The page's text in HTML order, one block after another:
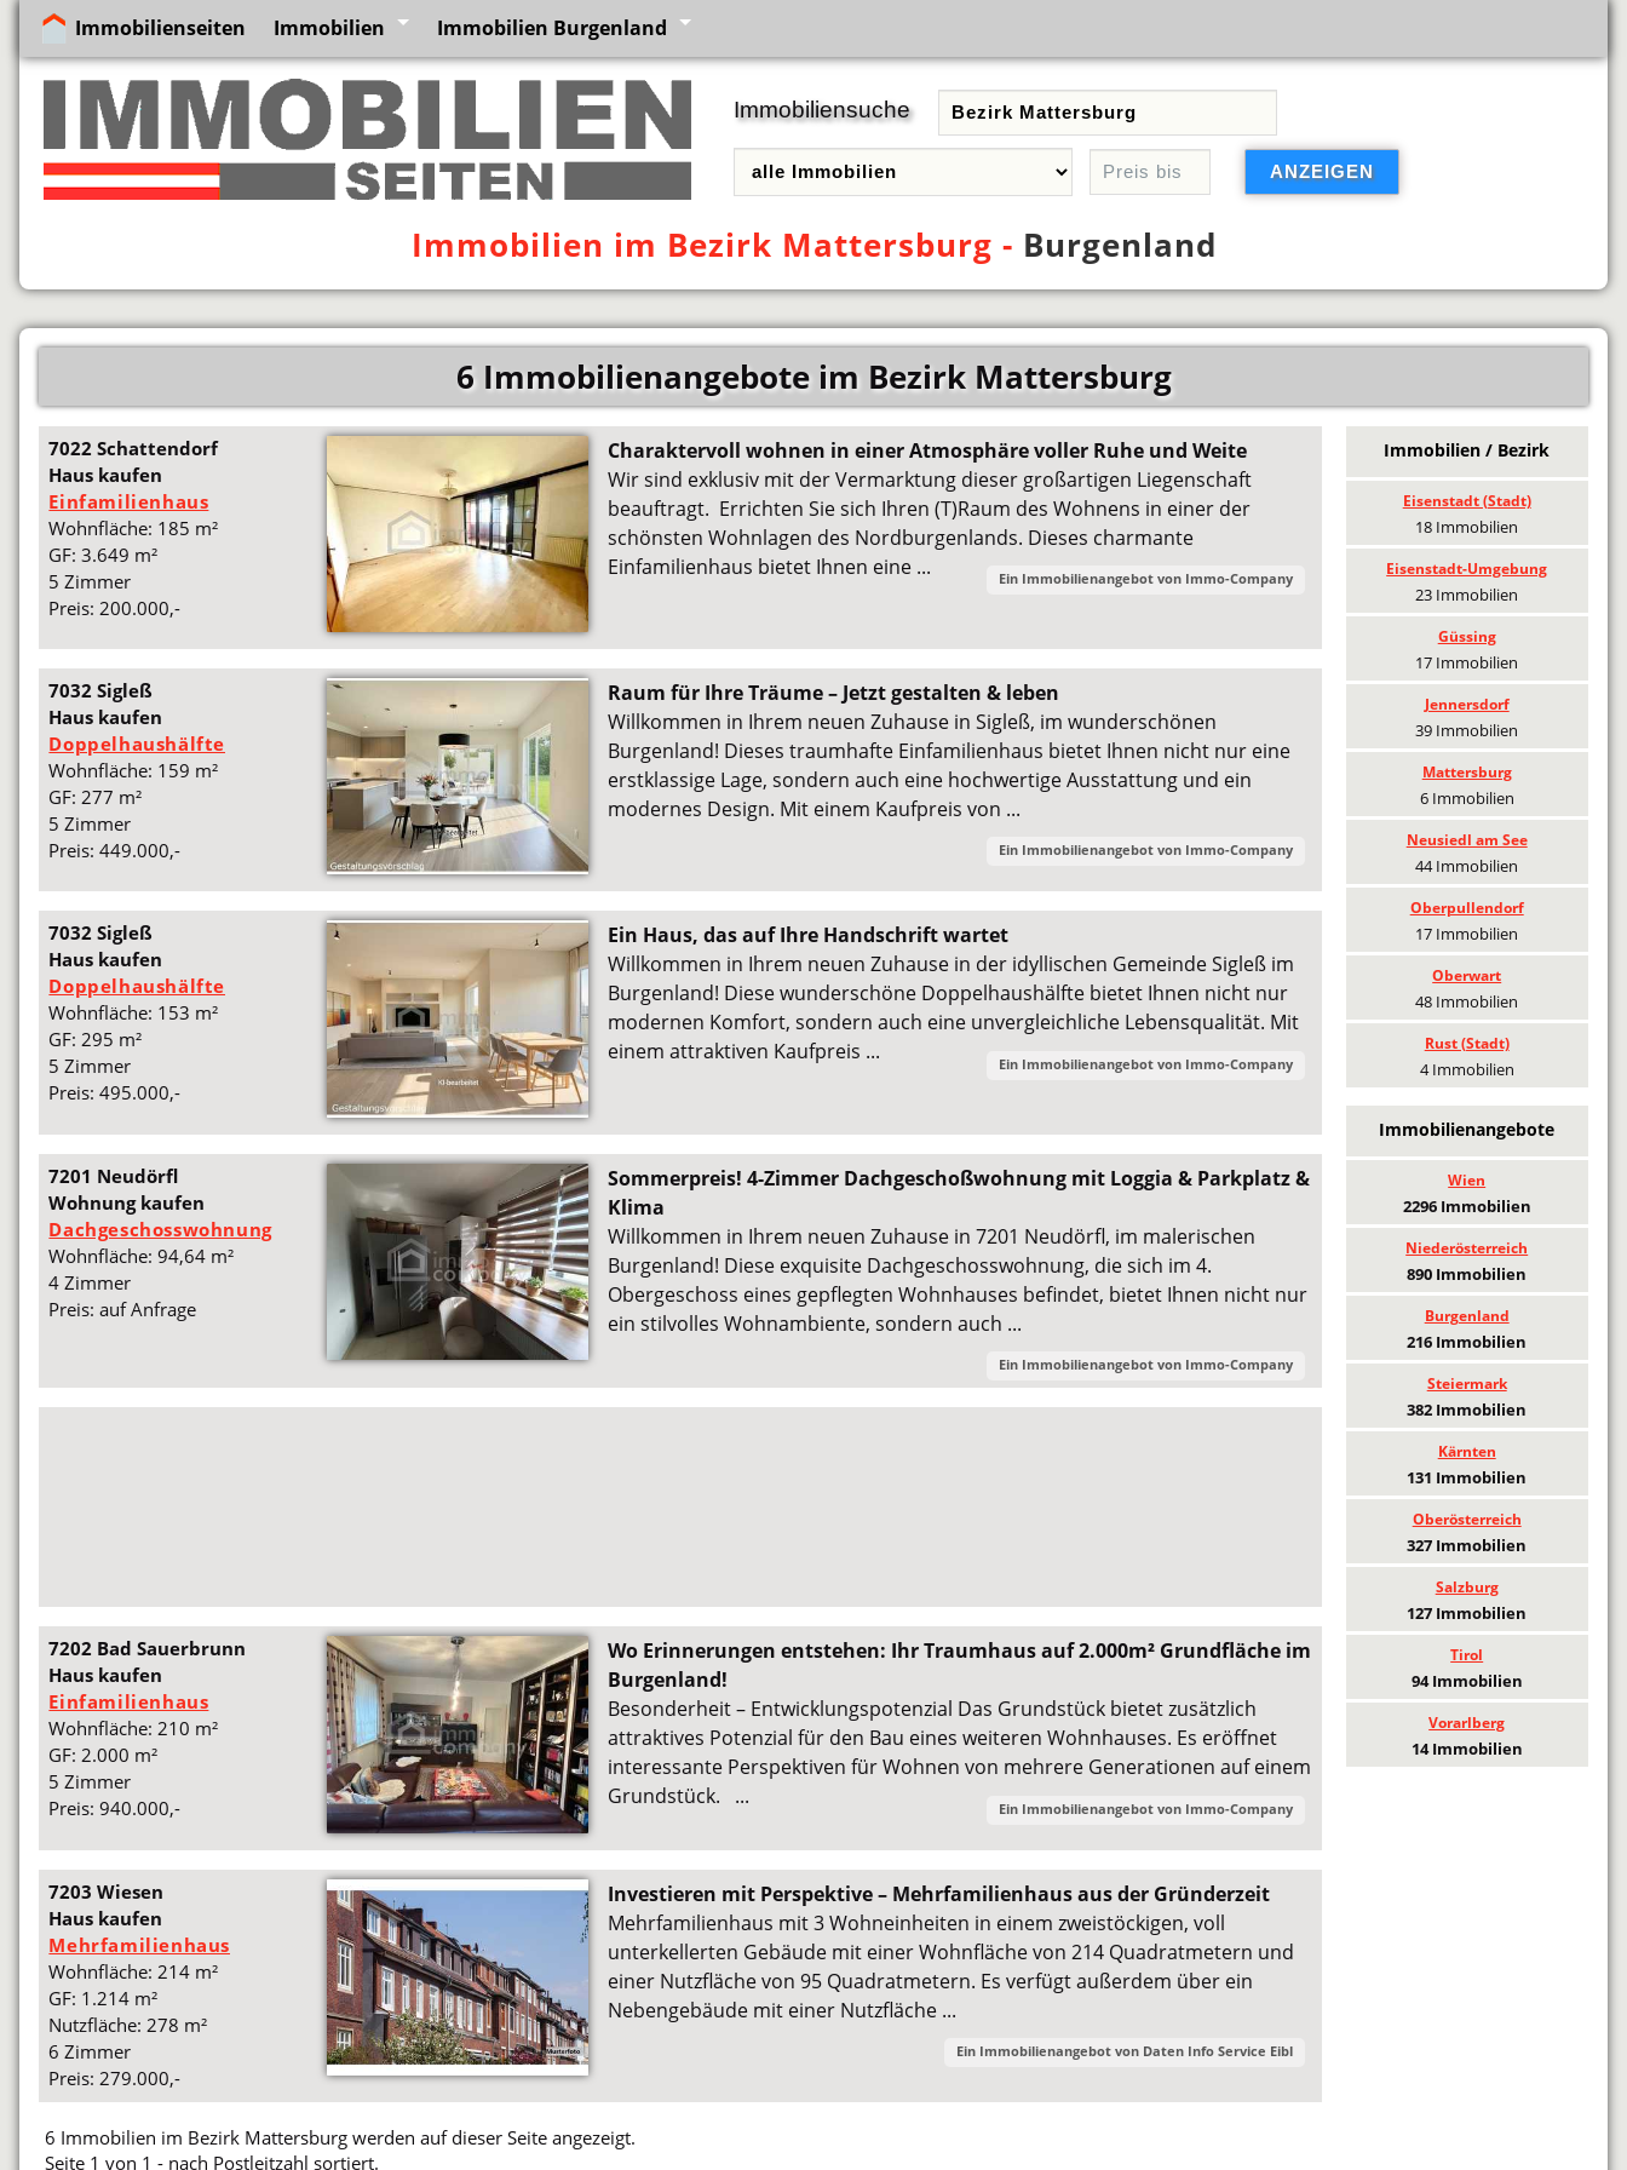
Immobilienseiten Immobilien Immobilien Burgenland
Immobiliensuche
Immobilien im Bezirk Mattersburg - Burgenland
6 Immobilienangebote im Bezirk Mattersburg
7022 Schattendorf
Haus kaufen
Einfamilienhaus
Wohnfläche: 185 m²
GF: 3.649 m²
5 Zimmer
Preis: 200.000,-
Charaktervoll wohnen in einer Atmosphäre voller Ruhe und Weite
Wir sind exklusiv mit der Vermarktung dieser großartigen Liegenschaft
beauftragt. Errichten Sie sich Ihren (T)Raum des Wohnens in einer der
schönsten Wohnlagen des Nordburgenlands. Dieses charmante
Einfamilienhaus bietet Ihnen eine ...
Ein Immobilienangebot von Immo-Company
7032 Sigleß
Haus kaufen
Doppelhaushälfte
Wohnfläche: 159 m²
GF: 277 m²
5 Zimmer
Preis: 449.000,-
Raum für Ihre Träume – Jetzt gestalten & leben
Willkommen in Ihrem neuen Zuhause in Sigleß, im wunderschönen
Burgenland! Dieses traumhafte Einfamilienhaus bietet Ihnen nicht nur eine
erstklassige Lage, sondern auch eine hochwertige Ausstattung und ein
modernes Design. Mit einem Kaufpreis von ...
Ein Immobilienangebot von Immo-Company
7032 Sigleß
Haus kaufen
Doppelhaushälfte
Wohnfläche: 153 m²
GF: 295 m²
5 Zimmer
Preis: 495.000,-
Ein Haus, das auf Ihre Handschrift wartet
Willkommen in Ihrem neuen Zuhause in der idyllischen Gemeinde Sigleß im
Burgenland! Diese wunderschöne Doppelhaushälfte bietet Ihnen nicht nur
modernen Komfort, sondern auch eine unvergleichliche Lebensqualität. Mit
einem attraktiven Kaufpreis ...
Ein Immobilienangebot von Immo-Company
7201 Neudörfl
Wohnung kaufen
Dachgeschosswohnung
Wohnfläche: 94,64 m²
4 Zimmer
Preis: auf Anfrage
Sommerpreis! 4-Zimmer Dachgeschoßwohnung mit Loggia & Parkplatz &
Klima
Willkommen in Ihrem neuen Zuhause in 7201 Neudörfl, im malerischen
Burgenland! Diese exquisite Dachgeschosswohnung, die sich im 4.
Obergeschoss eines gepflegten Wohnhauses befindet, bietet Ihnen nicht nur
ein stilvolles Wohnambiente, sondern auch ...
Ein Immobilienangebot von Immo-Company
7202 Bad Sauerbrunn
Haus kaufen
Einfamilienhaus
Wohnfläche: 210 m²
GF: 2.000 m²
5 Zimmer
Preis: 940.000,-
Wo Erinnerungen entstehen: Ihr Traumhaus auf 2.000m² Grundfläche im
Burgenland!
Besonderheit – Entwicklungspotenzial Das Grundstück bietet zusätzlich
attraktives Potenzial für den Bau eines weiteren Wohnhauses. Es eröffnet
interessante Perspektiven für Wohnen von mehrere Generationen auf einem
Grundstück. ...
Ein Immobilienangebot von Immo-Company
7203 Wiesen
Haus kaufen
Mehrfamilienhaus
Wohnfläche: 214 m²
GF: 1.214 m²
Nutzfläche: 278 m²
6 Zimmer
Preis: 279.000,-
Investieren mit Perspektive – Mehrfamilienhaus aus der Gründerzeit
Mehrfamilienhaus mit 3 Wohneinheiten in einem zweistöckigen, voll
unterkellerten Gebäude mit einer Wohnfläche von 214 Quadratmetern und
einer Nutzfläche von 95 Quadratmetern. Es verfügt außerdem über ein
Nebengebäude mit einer Nutzfläche ...
Ein Immobilienangebot von Daten Info Service Eibl
6 Immobilien im Bezirk Mattersburg werden auf dieser Seite angezeigt.
Seite 1 von 1 - nach Postleitzahl sortiert.
Immobilien / Bezirk
Eisenstadt (Stadt)
18 Immobilien
Eisenstadt-Umgebung
23 Immobilien
Güssing
17 Immobilien
Jennersdorf
39 Immobilien
Mattersburg
6 Immobilien
Neusiedl am See
44 Immobilien
Oberpullendorf
17 Immobilien
Oberwart
48 Immobilien
Rust (Stadt)
4 Immobilien
Immobilienangebote
Wien
2296 Immobilien
Niederösterreich
890 Immobilien
Burgenland
216 Immobilien
Steiermark
382 Immobilien
Kärnten
131 Immobilien
Oberösterreich
327 Immobilien
Salzburg
127 Immobilien
Tirol
94 Immobilien
Vorarlberg
14 Immobilien